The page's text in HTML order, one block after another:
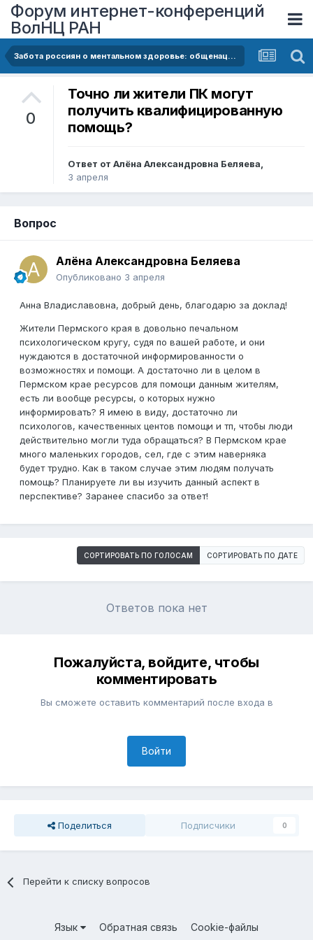
Форум интернет-конференций
ВолНЦ РАН
Забота россиян о ментальном здоровье: общенациональные и региональные тенденции
0
Точно ли жители ПК могут
получить квалифицированную
помощь?
Ответ от Алёна Александровна Беляева,
3 апреля
Вопрос
Алёна Александровна Беляева
Опубликовано 3 апреля
Анна Владиславовна, добрый день, благодарю за доклад!
Жители Пермского края в довольно печальном
психологическом кругу, судя по вашей работе, и они
нуждаются в достаточной информированности о
возможностях и помощи. А достаточно ли в целом в
Пермском крае ресурсов для помощи данным жителям,
есть ли вообще ресурсы, о которых нужно
информировать? Я имею в виду, достаточно ли
психологов, качественных центов помощи и тп, чтобы люди
действительно могли туда обращаться? В Пермском крае
много маленьких городов, сел, где с этим наверняка
будет трудно. Как в таком случае этим людям получать
помощь? Планируете ли вы изучить данный аспект в
перспективе? Заранее спасибо за ответ!
СОРТИРОВАТЬ ПО ГОЛОСАМ СОРТИРОВАТЬ ПО ДАТЕ
Ответов пока нет
Пожалуйста, войдите, чтобы
комментировать
Вы сможете оставить комментарий после входа в
Войти
Поделиться Подписчики 0
Перейти к списку вопросов
Язык Обратная связь Cookie-файлы